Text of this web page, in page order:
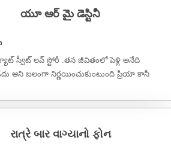
యూ ఆర్ మై డెస్టినీ
స్వీట్ లవ్ స్టోరీ .తన జీవితంలో పెళ్లి అనేది
అని బలంగా నిర్ణయించుకుంటుంది ప్రియా కానీ
રાત્રે બાર વાગ્યાનો ફોન